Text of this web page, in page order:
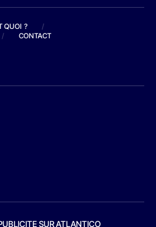
QUOI ?
/
/ CONTACT
SUR ATLANTICO